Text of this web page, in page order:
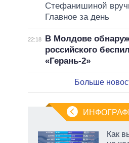
Стефанишиной
Главное за день
22:18
В Молдове
российского
«Герань-2»
Больше
Как